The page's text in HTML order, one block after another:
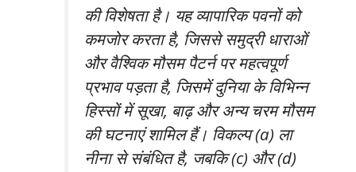
की विशेषता है। यह व्यापारिक पवनों को
कमजोर करता है, जिससे समुद्री धाराओं
और वैश्विक मौसम पैटर्न पर महत्वपूर्ण
प्रभाव पड़ता है, जिसमें दुनिया के विभिन्न
हिस्सों में सूखा, बाढ़ और अन्य चरम मौसम
की घटनाएं शामिल हैं। विकल्प (a) ला
नीना से संबंधित है, जबकि (c) और (d)